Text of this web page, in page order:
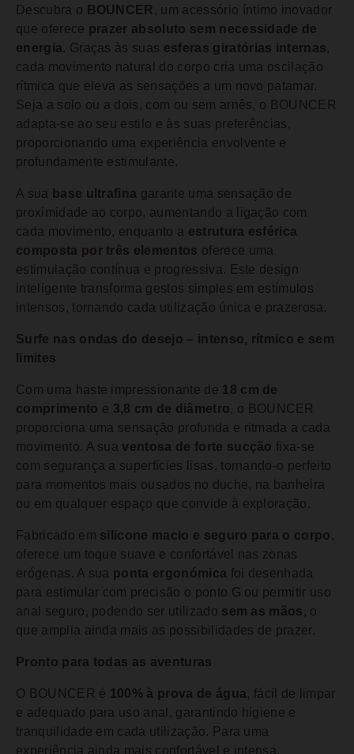
Descubra o BOUNCER , um acessório íntimo inovador
que oferece prazer absoluto sem necessidade de
energia. Graças às suas esferas giratórias internas,
cada movimento natural do corpo cria uma oscilação
rítmica que eleva as sensações a um novo patamar.
Seja a solo ou a dois, com ou sem arnês, o BOUNCER
adapta-se ao seu estilo e às suas preferências,
proporcionando uma experiência envolvente e
profundamente estimulante.
A sua base ultrafina garante uma sensação de
proximidade ao corpo, aumentando a ligação com
cada movimento, enquanto a estrutura esférica
composta por três elementos oferece uma
estimulação contínua e progressiva. Este design
inteligente transforma gestos simples em estímulos
intensos, tornando cada utilização única e prazerosa.
Surfe nas ondas do desejo – intenso, rítmico e sem
limites
Com uma haste impressionante de 18 cm de
comprimento e 3,8 cm de diâmetro, o BOUNCER
proporciona uma sensação profunda e ritmada a cada
movimento. A sua ventosa de forte sucção fixa-se
com segurança a superfícies lisas, tornando-o perfeito
para momentos mais ousados no duche, na banheira
ou em qualquer espaço que convide à exploração.
Fabricado em silicone macio e seguro para o corpo ,
oferece um toque suave e confortável nas zonas
erógenas. A sua ponta ergonómica foi desenhada
para estimular com precisão o ponto G ou permitir uso
anal seguro, podendo ser utilizado sem as mãos , o
que amplia ainda mais as possibilidades de prazer.
Pronto para todas as aventuras
O BOUNCER é 100% à prova de água, fácil de limpar
e adequado para uso anal, garantindo higiene e
tranquilidade em cada utilização. Para uma
experiência ainda mais confortável e intensa,